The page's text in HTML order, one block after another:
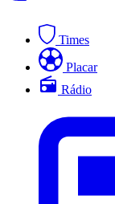
Times
Placar
Rádio